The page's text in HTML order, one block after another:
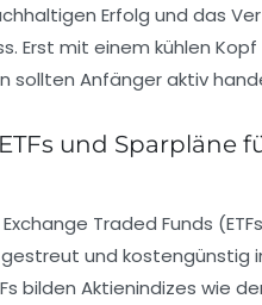
Erfolg und das
Erst mit einem kühlen Kopf
sollten Anfänger aktiv
und Sparpläne
Traded Funds
und kostengünstig
bilden Aktienindizes wie